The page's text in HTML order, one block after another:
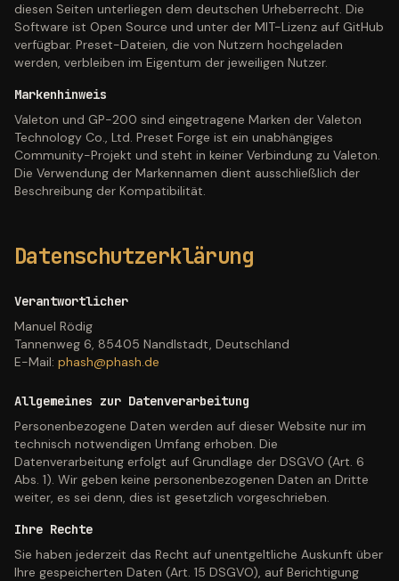
diesen Seiten unterliegen dem deutschen Urheberrecht. Die
Software ist Open Source und unter der MIT-Lizenz auf GitHub
verfügbar. Preset-Dateien, die von Nutzern hochgeladen
werden, verbleiben im Eigentum der jeweiligen Nutzer.
Markenhinweis
Valeton und GP-200 sind eingetragene Marken der Valeton
Technology Co., Ltd. Preset Forge ist ein unabhängiges
Community-Projekt und steht in keiner Verbindung zu Valeton.
Die Verwendung der Markennamen dient ausschließlich der
Beschreibung der Kompatibilität.
Datenschutzerklärung
Verantwortlicher
Manuel Rödig
Tannenweg 6, 85405 Nandlstadt, Deutschland
E-Mail: phash@phash.de
Allgemeines zur Datenverarbeitung
Personenbezogene Daten werden auf dieser Website nur im
technisch notwendigen Umfang erhoben. Die
Datenverarbeitung erfolgt auf Grundlage der DSGVO (Art. 6
Abs. 1). Wir geben keine personenbezogenen Daten an Dritte
weiter, es sei denn, dies ist gesetzlich vorgeschrieben.
Ihre Rechte
Sie haben jederzeit das Recht auf unentgeltliche Auskunft über
Ihre gespeicherten Daten (Art. 15 DSGVO), auf Berichtigung